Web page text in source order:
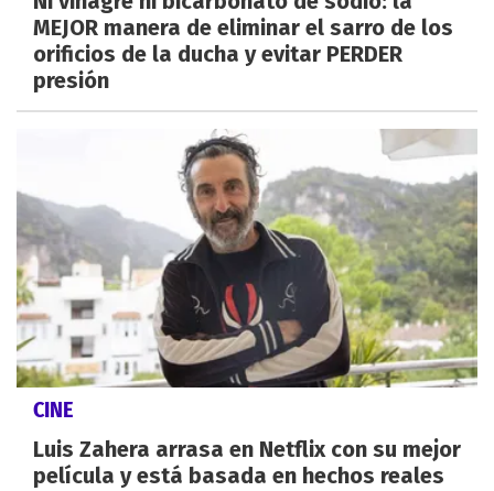
MEJOR manera de eliminar el sarro de los
orificios de la ducha y evitar PERDER
presión
CINE
Luis Zahera arrasa en Netflix con su mejor
película y está basada en hechos reales